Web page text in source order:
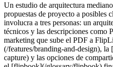
Un estudio de arquitectura
propuestas de proyecto a posibles
involucra a tres personas: un
técnicos y las descripciones como
marketing que sube el PDF a
(/features/branding-and-design), la
capture) y las opciones de